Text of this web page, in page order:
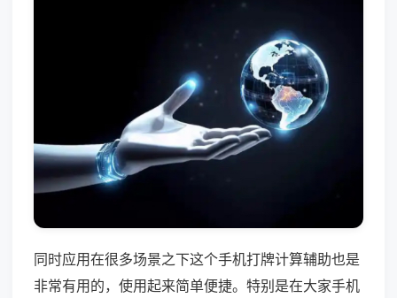
同时应用在很多场景之下这个手机打牌计算辅助也是
非常有用的，使用起来简单便捷。特别是在大家手机